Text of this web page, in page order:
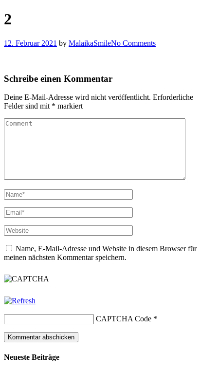
2
12. Februar 2021 by MalaikaSmileNo Comments
Schreibe einen Kommentar
Deine E-Mail-Adresse wird nicht veröffentlicht. Erforderliche
Felder sind mit * markiert
Name, E-Mail-Adresse und Website in diesem Browser für
meinen nächsten Kommentar speichern.
CAPTCHA Code *
Neueste Beiträge